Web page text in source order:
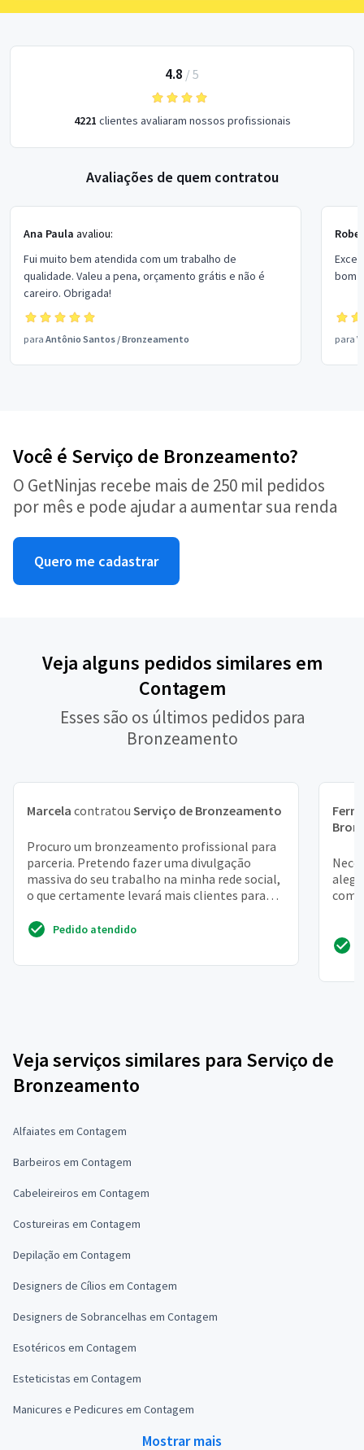
4.8 / 5
4221 clientes avaliaram nossos profissionais
Avaliações de quem contratou
Ana Paula avaliou:
Fui muito bem atendida com um trabalho de
qualidade. Valeu a pena, orçamento grátis e não é
careiro. Obrigada!
para Antônio Santos /Bronzeamento
bom
para
Você é Serviço de Bronzeamento?
O GetNinjas recebe mais de 250 mil pedidos
por mês e pode ajudar a aumentar sua renda
Quero me cadastrar
Veja alguns pedidos similares em
Contagem
Esses são os últimos pedidos para
Bronzeamento
Marcela contratou Serviço de Bronzeamento
Procuro um bronzeamento profissional para
parceria. Pretendo fazer uma divulgação
massiva do seu trabalho na minha rede social,
o que certamente levará mais clientes para
Pedido atendido
com
Veja serviços similares para Serviço de
Bronzeamento
Alfaiates em Contagem
Barbeiros em Contagem
Cabeleireiros em Contagem
Costureiras em Contagem
Depilação em Contagem
Designers de Cílios em Contagem
Designers de Sobrancelhas em Contagem
Esotéricos em Contagem
Esteticistas em Contagem
Manicures e Pedicures em Contagem
Mostrar mais